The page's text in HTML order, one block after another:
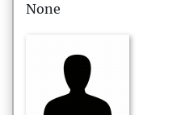
None